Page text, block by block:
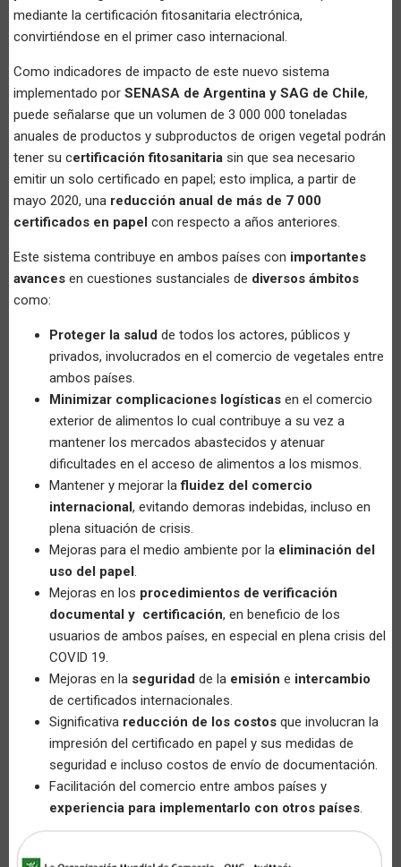
mediante la certificación fitosanitaria electrónica,
convirtiéndose en el primer caso internacional.
Como indicadores de impacto de este nuevo sistema
implementado por SENASA de Argentina y SAG de Chile,
puede señalarse que un volumen de 3 000 000 toneladas
anuales de productos y subproductos de origen vegetal podrán
tener su certificación fitosanitaria sin que sea necesario
emitir un solo certificado en papel; esto implica, a partir de
mayo 2020, una reducción anual de más de 7 000
certificados en papel con respecto a años anteriores.
Este sistema contribuye en ambos países con importantes
avances en cuestiones sustanciales de diversos ámbitos
como:
Proteger la salud de todos los actores, públicos y
privados, involucrados en el comercio de vegetales entre
ambos países.
Minimizar complicaciones logísticas en el comercio
exterior de alimentos lo cual contribuye a su vez a
mantener los mercados abastecidos y atenuar
dificultades en el acceso de alimentos a los mismos.
Mantener y mejorar lafluidez del comercio
internacional, evitando demoras indebidas, incluso en
plena situación de crisis.
Mejoras para el medio ambiente por la eliminación del
uso del papel.
Mejoras en los procedimientos de verificación
documental y certificación, en beneficio de los
usuarios de ambos países, en especial en plena crisis del
COVID 19.
Mejoras en la seguridad de la emisión e intercambio
de certificados internacionales.
Significativa reducción de los costos que involucran la
impresión del certificado en papel y sus medidas de
seguridad e incluso costos de envío de documentación.
Facilitación del comercio entre ambos países y
experiencia para implementarlo con otros países.